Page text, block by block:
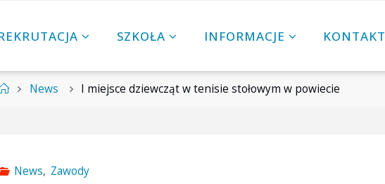
SZKOŁA INFORMACJE KONTAKT
StronaNews I miejsce dziewcząt w tenisie stołowym w powiecie
News, Zawody